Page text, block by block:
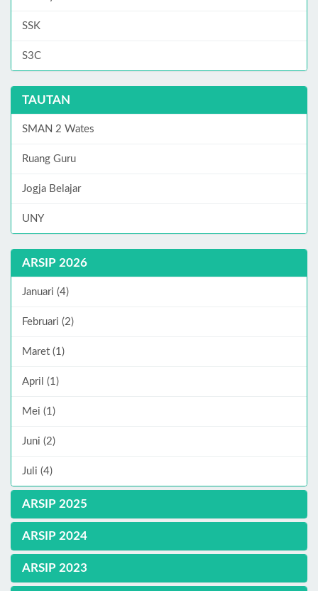
SSK
S3C
TAUTAN
SMAN 2 Wates
Ruang Guru
Jogja Belajar
UNY
ARSIP 2026
Januari (4)
Februari (2)
Maret (1)
April (1)
Mei (1)
Juni (2)
Juli (4)
ARSIP 2025
ARSIP 2024
ARSIP 2023